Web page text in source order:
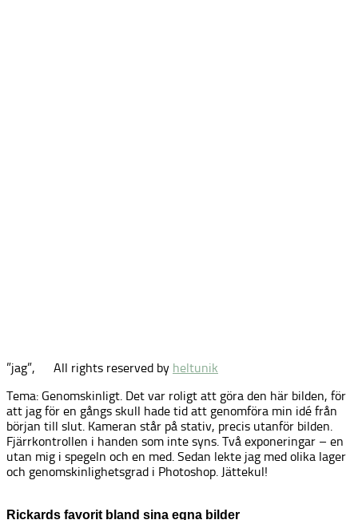
”jag”, All rights reserved by heltunik
Tema: Genomskinligt. Det var roligt att göra den här bilden, för
att jag för en gångs skull hade tid att genomföra min idé från
början till slut. Kameran står på stativ, precis utanför bilden.
Fjärrkontrollen i handen som inte syns. Två exponeringar – en
utan mig i spegeln och en med. Sedan lekte jag med olika lager
och genomskinlighetsgrad i Photoshop. Jättekul!
Rickards favorit bland sina egna bilder